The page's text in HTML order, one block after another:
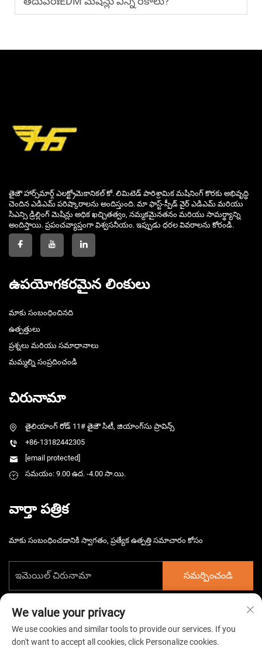
తైజౌ హార్స్‌మార్గ్ ఎలక్ట్రోమెకానికల్ కో. లిమిటెడ్ పారిశ్రామిక మషినింగ్ కొరకు అభివృద్ధి
చెందిన ఎడిఎమ్ పరిష్కారాలను అందిస్తుంది. మా ఫాస్ట్-స్పీడ్ వైర్ ఎడిఎమ్ మరియు
సిఎన్సి డ్రిల్లింగ్ మెషిన్లు అధిక ఖచ్చితత్వం, నమ్మకమైనతనం మరియు సామర్థ్యాన్ని
అందిస్తాయి. ప్రపంచవ్యాప్తంగా విశ్వసనీయం. ఇప్పుడు ధరల వివరాలను కోరండి.
ఉపయోగకరమైన లింకులు
మాకు సంబంధించినది
ఉత్పత్తులు
ప్రశ్నలు మరియు సమాధానాలు
మమ్మల్ని సంప్రదించండి
చిరునామా
తైలియాంగ్ రోడ్ 11# తైజౌ సిటీ, జియాంగ్‌సు ప్రావిన్స్
+86-13182442305
[email protected]
సమయం: 9.00 ఉద. -4.00 సా.యి.
వార్తా పత్రిక
మాకు సంబంధించడానికి స్వాగతం, ప్రత్యేక ఉత్పత్తి సమాచారం కోసం
సమర్పించండి
We value your privacy
We use cookies and similar tools to provide our services. If you
don't want to accept all cookies, click Personalize cookies.